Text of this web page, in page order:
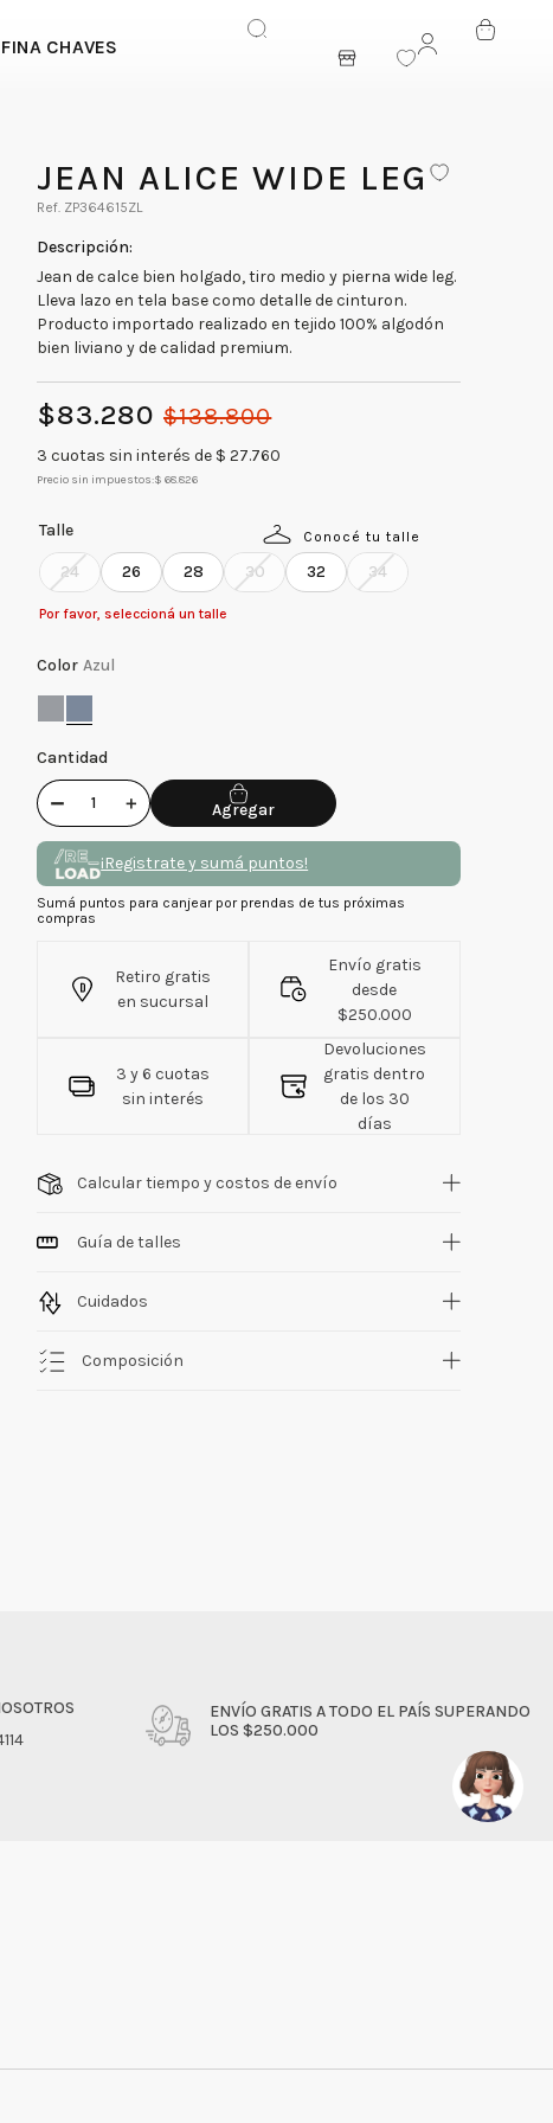
CHAVES ENTRAR
JEAN ALICE WIDE LEG
ZP364615ZL
Jean de calce bien holgado, tiro medio y pierna wide leg.
Lleva lazo en tela base como detalle de cinturon.
Producto importado realizado en tejido 100% algodón
bien liviano y de calidad premium.
$83.280 $138.800
3 cuotas sin interés de $ 27.760
Precio sin impuestos:$ 68.826
Conocé tu talle
Talle
24 26 28 30 32 34
Por favor, seleccioná un talle
Color Azul
Cantidad
＋
－
¡Registrate y sumá puntos!
Sumá puntos para canjear por prendas de tus próximas
compras
Retiro gratis
en sucursal
Envío gratis
desde
$250.000
3 y 6 cuotas
sin interés
Devoluciones
gratis dentro
de los 30
días
Calcular tiempo y costos de envío
Guía de talles
Cuidados
Composición
ENVÍO GRATIS A TODO EL PAÍS SUPERANDO
LOS $250.000